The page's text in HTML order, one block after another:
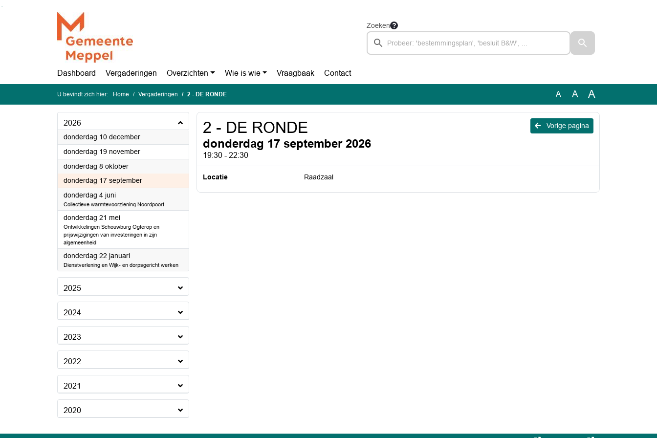
Ga naar de inhoud van deze pagina
Ga naar het zoeken
Ga naar het menu
Zoeken
Dashboard Vergaderingen Overzichten Wie is wie Vraagbaak Contact
U bevindt zich hier: Home Vergaderingen 2 - DE RONDE A A A
2026
donderdag 10 december2026
donderdag 19 november2026
donderdag 8 oktober2026
donderdag 17 september2026
donderdag 4 juni2026
Collectieve warmtevoorziening Noordpoort
donderdag 21 mei2026
Ontwikkelingen Schouwburg Ogterop en
prijswijzigingen van investeringen in zijn
algemeenheid
donderdag 22 januari2026
Dienstverlening en Wijk- en dorpsgericht werken
2025
2024
2023
2022
2021
2020
Vorige pagina
2 - DE RONDE
donderdag 17 september 2026
19:30 - 22:30
Locatie Raadzaal